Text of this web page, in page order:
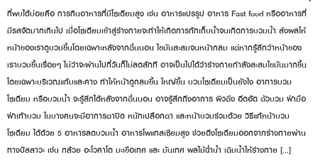
ที่พบได้บ่อยคือ การกินอาหารที่มีโซเดียมสูง เช่น อาหารแปรรูป อาหาร Fast food หรืออาหารที่
มีรสจัดมากเกินไป เมื่อโซเดียมเข้าสู่ร่างกายจะทำให้เกิดการกักเก็บน้ำจนเกิดการบวมน้ำ ส่งผลให้
หน้าของเราดูบวมขึ้นโดยเฉพาะหลังจากตื่นนอน ไขมันสะสมจนหน้ากลม แต่หากรู้สึกว่าหน้าของ
เราบวมขึ้นเรื่อยๆ ไม่ว่าจะผ่านไปกี่วันก็ไม่ลดสักที อาจเป็นไปได้ว่าร่างกายกำลังสะสมไขมันมากขึ้น
โดยเฉพาะบริเวณแก้มและคาง ทำให้หน้าดูกลมขึ้น ใหญ่ขึ้น บวมโซเดียมเป็นยังไง อาการบวม
โซเดียม หรือบวมน้ำ จะรู้สึกได้หลังจากตื่นนอน อาจรู้สึกถึงอาการ ผิวตึง อึดอัด ตัวบวม ฝ่ามือ
ฝ่าเท้าบวม ในบางคนจะมีอาการตาปิด หนักเปลือกตา และหน้าบวมร่วมด้วย วิธีแก้หน้าบวม
โซเดียม ได้ด้วย 5 อาหารลดบวมน้ำ อาหารโพแทสเซียมสูง ช่วยดึงโซเดียมออกจากร่างกายผ่าน
ทางปัสสาวะ เช่น กล้วย อะโวคาโด มะเขือเทศ และ มันเทศ ผลไม้ฉ่ำน้ำ เติมน้ำให้ร่างกาย […]